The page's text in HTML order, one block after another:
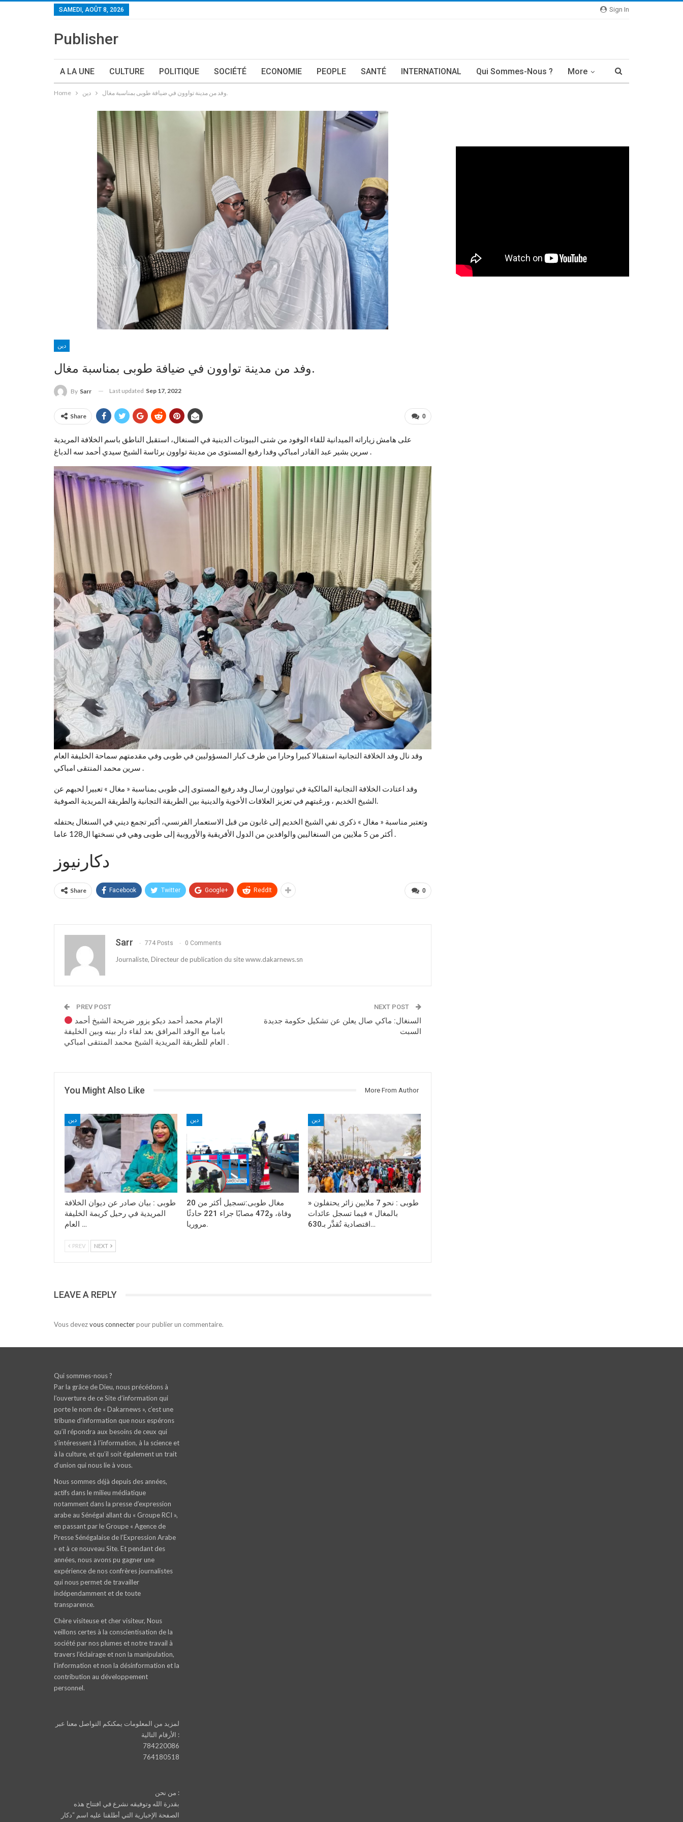
Sign In
SAMEDI, AOÛT 8, 2026
Publisher
A LA UNE CULTURE POLITIQUE SOCIÉTÉ ECONOMIE PEOPLE SANTÉ INTERNATIONAL Qui Sommes-Nous ? More
Home دين وفد من مدينة تواوون في ضيافة طوبى بمناسبة مغال.
دين
وفد من مدينة تواوون في ضيافة طوبى بمناسبة مغال.
By Sarr Last updated Sep 17, 2022
0
Share
على هامش زياراته الميدانية للقاء الوفود من شتى البيوتات الدينية في السنغال، استقبل الناطق باسم الخلافة المريدية
سرين بشير عبد القادر امباكي وفدا رفيع المستوى من مدينة تواوون برئاسة الشيخ سيدي أحمد سه الدباغ .
وقد نال وفد الخلافة التجانية استقبالا كبيرا وحارا من طرف كبار المسؤوليين في طوبى وفي مقدمتهم سماحة الخليفة العام
سرين محمد المنتقى امباكي .
وقد اعتادت الخلافة التجانية المالكية في تيواوون ارسال وفد رفيع المستوى إلى طوبى بمناسبة « مغال » تعبيرا لحبهم عن
الشيخ الخديم ، ورغبتهم في تعزيز العلاقات الأخوية والدينية بين الطريقة التجانية والطريقة المريدية الصوفية.
وتعتبر مناسبة « مغال » ذكرى نفي الشيخ الخديم إلى غابون من قبل الاستعمار الفرنسي، أكبر تجمع ديني في السنغال يحتفله
أكثر من 5 ملايين من السنغاليين والوافدين من الدول الأفريقية والأوروبية إلى طوبى وهي في نسختها ال128 عاما .
دكارنيوز
0
Share Facebook Twitter Google+ ReddIt
Sarr 774 Posts 0 Comments
Journaliste, Directeur de publication du site www.dakarnews.sn
PREV POST
بامبا مع الوفد المرافق بعد لقاء دار بينه وبين الخليفة
العام للطريقة المريدية الشيخ محمد المنتقى امباكي .
NEXT POST
السنغال: ماكي صال يعلن عن تشكيل حكومة جديدة
السبت
You Might Also Like More From Author
دين
طوبى : بيان صادر عن ديوان الخلافة
المريدية في رحيل كريمة الخليفة
العام …
دين
مغال طوبى:تسجيل أكثر من 20
وفاة، و472 مصابًا جراء 221 حادثًا
مروريا.
دين
طوبى : نحو 7 ملايين زائر يحتفلون «
بالمغال » فيما تسجل عائدات
اقتصادية تُقدَّر بـ630…
PREV NEXT
LEAVE A REPLY
Vous devezvous connecterpour publier un commentaire.
Qui sommes-nous ?
Par la grâce de Dieu, nous précédons à
l’ouverture de ce Site d’information qui
porte le nom de « Dakarnews », c’est une
tribune d’information que nous espérons
qu’il répondra aux besoins de ceux qui
s’intéressent à l’information, à la science et
à la culture, et qu’il soit également un trait
d‘union qui nous lie à vous.
Nous sommes déjà depuis des années,
actifs dans le milieu médiatique
notamment dans la presse d’expression
arabe au Sénégal allant du « Groupe RCI »,
en passant par le Groupe « Agence de
Presse Sénégalaise de l’Expression Arabe
» et à ce nouveau Site. Et pendant des
années, nous avons pu gagner une
expérience de nos confrères journalistes
qui nous permet de travailler
indépendamment et de toute
transparence.
Chère visiteuse et cher visiteur, Nous
veillons certes à la conscientisation de la
société par nos plumes et notre travail à
travers l’éclairage et non la manipulation,
l’information et non la désinformation et la
contribution au développement
personnel.
لمزيد من المعلومات يمكنكم التواصل معنا عبر
الأرقام التالية :
784220086
764180518
من نحن :
بقدرة الله وتوفيقه نشرع في افتتاح هذه
الصفحة الإخبارية التي أطلقنا عليه اسم “دكار